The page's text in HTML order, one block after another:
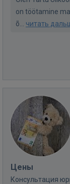
on töötamine
õ... читать
Цены
Консультация